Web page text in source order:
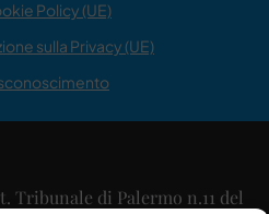
Policy (UE)
sulla Privacy (UE)
di Palermo n.11 del